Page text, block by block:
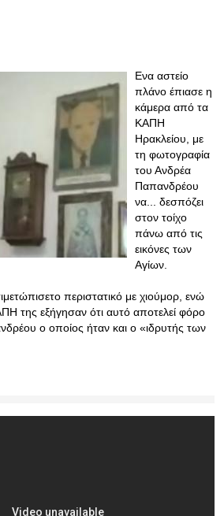
Ενα αστείο
πλάνο έπιασε η
κάμερα από τα
ΚΑΠΗ
Ηρακλείου, με
τη φωτογραφία
του Ανδρέα
Παπανδρέου
να... δεσπόζει
στον τοίχο
πάνω από τις
εικόνες των
Αγίων.
περιστατικό με χιούμορ, ενώ
της εξήγησαν ότι αυτό αποτελεί φόρο
ο οποίος ήταν και ο «ιδρυτής των